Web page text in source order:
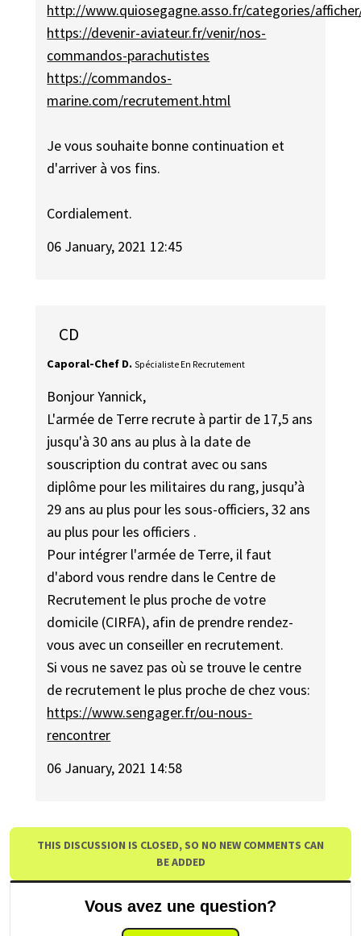
http://www.quiosegagne.asso.fr/categories/
https://devenir-aviateur.fr/venir/nos-
commandos-parachutistes
https://commandos-
marine.com/recrutement.html
Je vous souhaite bonne continuation et
d'arriver à vos fins.
Cordialement.
06 January, 2021 12:45
CD
Caporal-Chef D. Spécialiste En Recrutement
Bonjour Yannick,
L'armée de Terre recrute à partir de 17,5 ans
jusqu'à 30 ans au plus à la date de
souscription du contrat avec ou sans
diplôme pour les militaires du rang, jusqu’à
29 ans au plus pour les sous-officiers, 32 ans
au plus pour les officiers .
Pour intégrer l'armée de Terre, il faut
d'abord vous rendre dans le Centre de
Recrutement le plus proche de votre
domicile (CIRFA), afin de prendre rendez-
vous avec un conseiller en recrutement.
Si vous ne savez pas où se trouve le centre
de recrutement le plus proche de chez vous:
https://www.sengager.fr/ou-nous-
rencontrer
06 January, 2021 14:58
THIS DISCUSSION IS CLOSED, SO NO NEW COMMENTS CAN
BE ADDED
Vous avez une question?